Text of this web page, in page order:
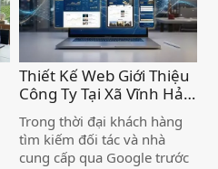
Thiết Kế Web Giới Thiệu
Công Ty Tại Xã Vĩnh Hảo
– Nâng Tầm Thương
Hiệu Doanh Nghiệp )
Trong thời đại khách hàng
tìm kiếm đối tác và nhà
cung cấp qua Google trước